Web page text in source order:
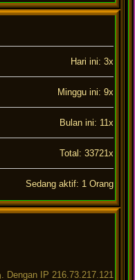
Hari ini: 3x
Minggu ini: 9x
Bulan ini: 11x
Total: 33721x
Sedang aktif: 1 Orang
. Dengan IP 216.73.217.121